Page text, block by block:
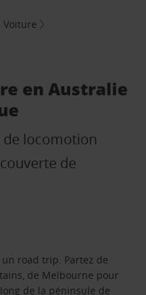
Voiture
en Australie
de locomotion
de
un road trip. Partez de
de Melbourne pour
de la péninsule de